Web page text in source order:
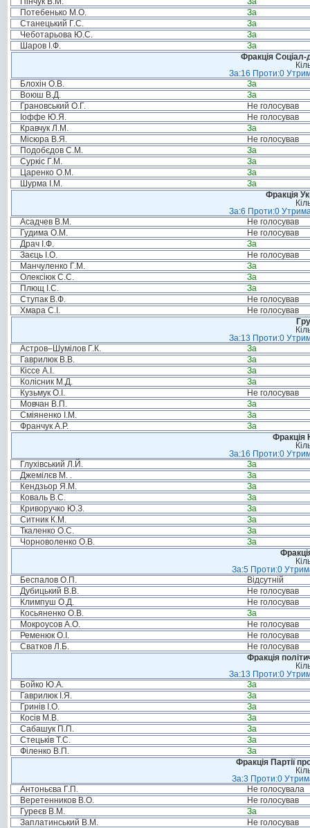
Потебенько М.О.
За
Станецький Г.С.
За
Чеботарьова Ю.С.
За
Шаров І.Ф.
За
Фракція Соціал-
За:16 Проти:0
Блохін О.В.
За
Воюш В.Д.
За
Грановський О.Г.
Не голосував
Іоффе Ю.Я.
Не голосував
Кравчук Л.М.
За
Місюра В.Я.
Не голосував
Подобєдов С.М.
За
Суркіс Г.М.
За
Царенко О.М.
За
Шурма І.М.
За
Фракція
За:6 Проти:0
Асадчев В.М.
Не голосував
Гудима О.М.
Не голосував
Драч І.Ф.
За
Заєць І.О.
Не голосував
Манчуленко Г.М.
За
Олексіюк С.С.
За
Плющ І.С.
За
Ступак В.Ф.
Не голосував
Хмара С.І.
Не голосував
За:13 Проти:0
Астров–Шумілов Г.К.
За
Гаврилюк В.В.
За
Кіссе А.І.
За
Колісник М.Д.
За
Кузьмук О.І.
Не голосував
Мовчан В.П.
За
Сміяненко І.М.
За
Франчук А.Р.
За
Фракція
За:16 Проти:0
Глухівський Л.Й.
За
Джемілєв М. .
За
Кендзьор Я.М.
За
Коваль В.С.
За
Криворучко Ю.З.
За
Ситник К.М.
За
Ткаленко О.С.
За
Чорноволенко О.В.
За
За:5 Проти:0
Беспалов О.П.
Відсутній
Дубицький В.В.
Не голосував
Климпуш О.Д.
Не голосував
Косьяненко О.В.
За
Мокроусов А.О.
Не голосував
Ременюк О.І.
Не голосував
Сватков Л.Б.
Не голосував
Фракція
За:13 Проти:0
Бойко Ю.А.
За
Гаврилюк І.Я.
За
Гринів І.О.
За
Косів М.В.
За
Сабашук П.П.
За
Стецьків Т.С.
За
Філенко В.П.
За
Фракція Партії
За:3 Проти:0
Антоньєва Г.П.
Не голосувала
Веретенников В.О.
Не голосував
Гуреєв В.М.
За
Заплатинський В.М.
Не голосував